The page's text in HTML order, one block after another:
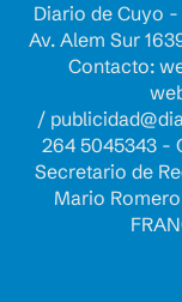
Diario de Cuyo
Av. Alem Sur
Contacto:
/
264 5045343 -
Secretario de
Mario